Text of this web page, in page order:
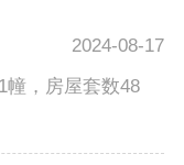
2024-08-17
幢，房屋套数48